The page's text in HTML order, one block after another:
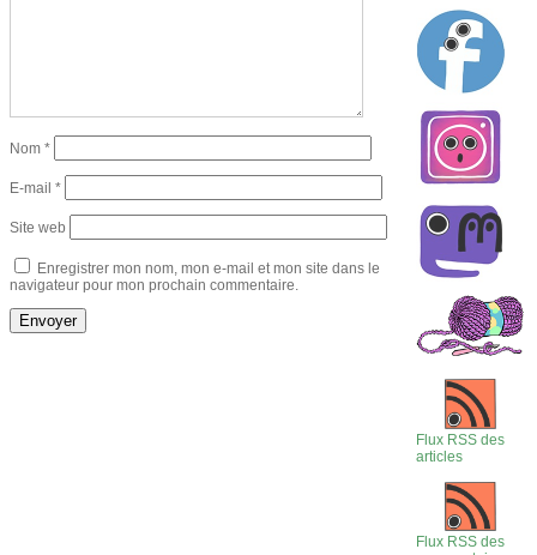
Nom *
E-mail *
Site web
Enregistrer mon nom, mon e-mail et mon site dans le
navigateur pour mon prochain commentaire.
Flux RSS des
articles
Flux RSS des